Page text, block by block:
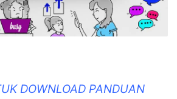
DOWNLOAD PANDUAN